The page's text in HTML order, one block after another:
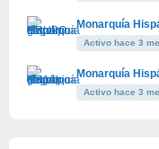
Monarquía
Activo hace 3
Monarquía
Activo hace 3